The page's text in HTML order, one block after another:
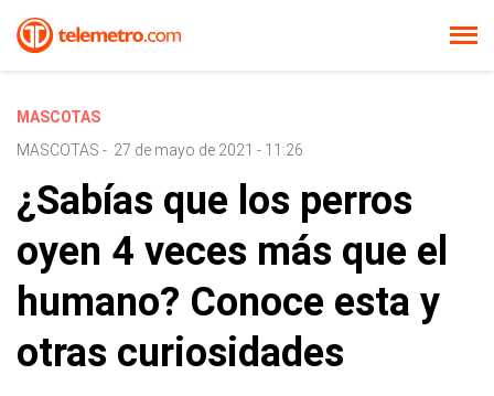
MASCOTAS
MASCOTAS - 27 de mayo de 2021 - 11:26
¿Sabías que los perros
oyen 4 veces más que el
humano? Conoce esta y
otras curiosidades